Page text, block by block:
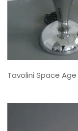
Tavolini Space Age